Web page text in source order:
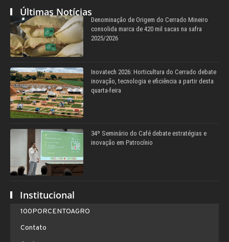
Últimas Notícias
Denominação de Origem do Cerrado Mineiro
consolida marca de 420 mil sacas na safra
2025/2026
Inovatech 2026: Horticultura do Cerrado debate
inovação, tecnologia e eficiência a partir desta
quarta-feira
34º Seminário do Café debate estratégias e
inovação em Patrocínio
Institucional
100PORCENTOAGRO
Contato